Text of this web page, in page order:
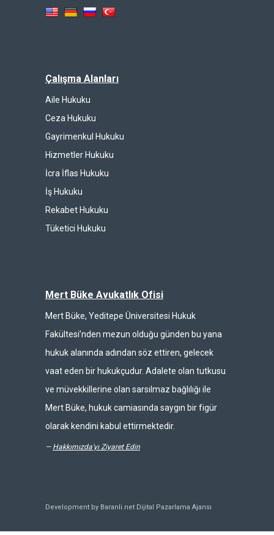
Çalışma Alanları
Aile Hukuku
Ceza Hukuku
Gayrimenkul Hukuku
Hizmetler Hukuku
İcra İflas Hukuku
İş Hukuku
Rekabet Hukuku
Tüketici Hukuku
Mert Büke Avukatlık Ofisi
Mert Büke, Yeditepe Üniversitesi Hukuk
Fakültesi’nden mezun olduğu günden bu yana
hukuk alanında adından söz ettiren, gelecek
vaat eden bir hukukçudur. Adalete olan tutkusu
ve müvekkillerine olan sarsılmaz bağlılığı ile
Mert Büke, hukuk camiasında saygın bir figür
olarak kendini kabul ettirmektedir.
— Hakkımızda'yı Ziyaret Edin
Development by Baranli.net Dijital Pazarlama Ajansı